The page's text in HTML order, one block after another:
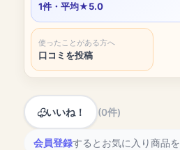
1件・平均★5.0
使ったことがある方へ
口コミを投稿
いいね！ (0件)
会員登録するとお気に入り商品